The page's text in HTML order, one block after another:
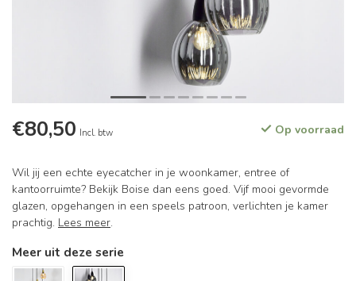
€80,50 Incl. btw Op voorraad
Wil jij een echte eyecatcher in je woonkamer, entree of
kantoorruimte? Bekijk Boise dan eens goed. Vijf mooi gevormde
glazen, opgehangen in een speels patroon, verlichten je kamer
prachtig. Lees meer.
Meer uit deze serie